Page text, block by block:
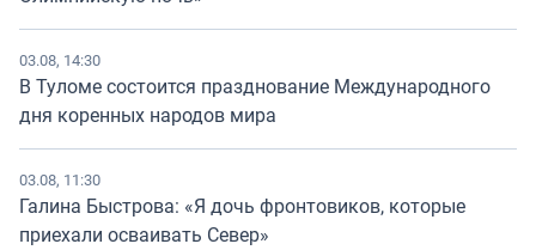
03.08, 14:30
В Туломе состоится празднование Международного
дня коренных народов мира
03.08, 11:30
Галина Быстрова: «Я дочь фронтовиков, которые
приехали осваивать Север»